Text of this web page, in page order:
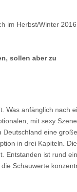
im Herbst/Winter 2016
sollen aber zu
Was anfänglich nach
mit sexy
Deutschland eine
in drei Kapiteln.
Entstanden ist rund
Schauwerte